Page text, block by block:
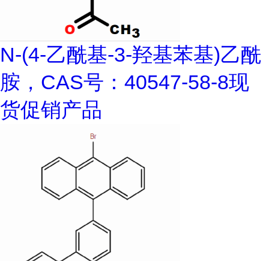
N-(4-乙酰基-3-羟基苯基)乙酰
胺，CAS号：40547-58-8现
货促销产品